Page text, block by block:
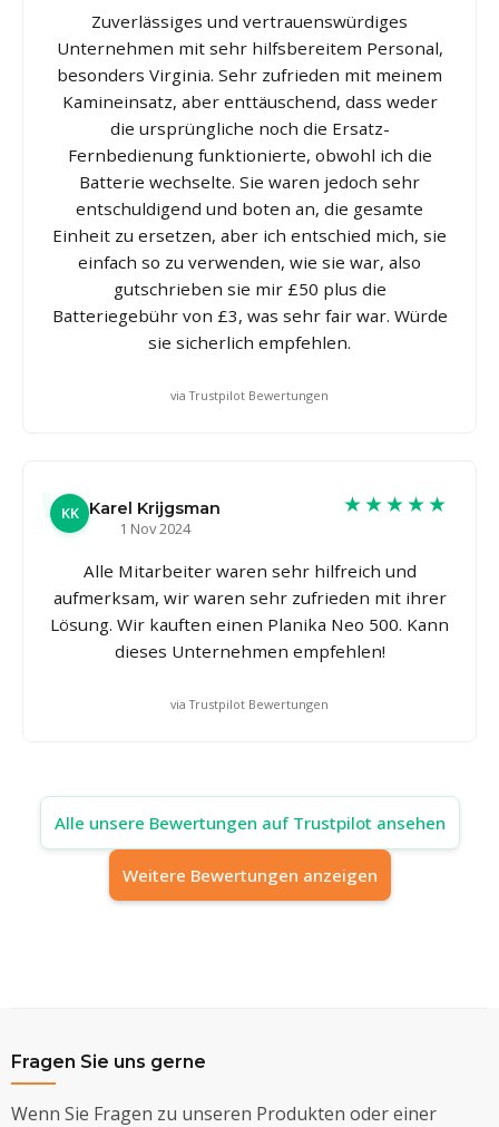
Zuverlässiges und vertrauenswürdiges
Unternehmen mit sehr hilfsbereitem Personal,
besonders Virginia. Sehr zufrieden mit meinem
Kamineinsatz, aber enttäuschend, dass weder
die ursprüngliche noch die Ersatz-
Fernbedienung funktionierte, obwohl ich die
Batterie wechselte. Sie waren jedoch sehr
entschuldigend und boten an, die gesamte
Einheit zu ersetzen, aber ich entschied mich, sie
einfach so zu verwenden, wie sie war, also
gutschrieben sie mir £50 plus die
Batteriegebühr von £3, was sehr fair war. Würde
sie sicherlich empfehlen.
via Trustpilot Bewertungen
KK Karel Krijgsman
1 Nov 2024
★★★★★
Alle Mitarbeiter waren sehr hilfreich und
aufmerksam, wir waren sehr zufrieden mit ihrer
Lösung. Wir kauften einen Planika Neo 500. Kann
dieses Unternehmen empfehlen!
via Trustpilot Bewertungen
Alle unsere Bewertungen auf Trustpilot ansehen
Weitere Bewertungen anzeigen
Fragen Sie uns gerne
Wenn Sie Fragen zu unseren Produkten oder einer